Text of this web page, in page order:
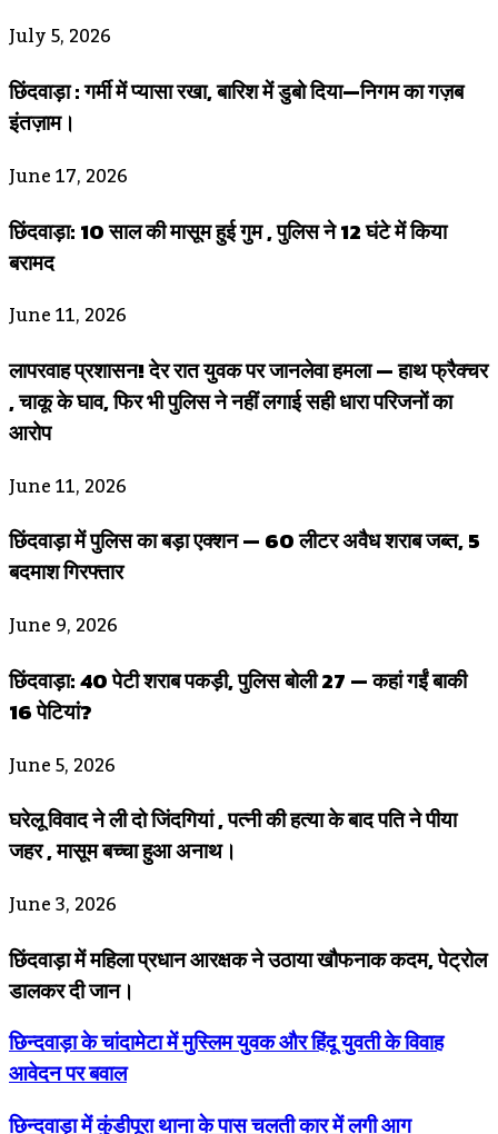
July 5, 2026
छिंदवाड़ा : गर्मी में प्यासा रखा, बारिश में डुबो दिया—निगम का गज़ब
इंतज़ाम।
June 17, 2026
छिंदवाड़ा: 10 साल की मासूम हुई गुम , पुलिस ने 12 घंटे में किया
बरामद
June 11, 2026
लापरवाह प्रशासन! देर रात युवक पर जानलेवा हमला — हाथ फ्रैक्चर
, चाकू के घाव, फिर भी पुलिस ने नहीं लगाई सही धारा परिजनों का
आरोप
June 11, 2026
छिंदवाड़ा में पुलिस का बड़ा एक्शन — 60 लीटर अवैध शराब जब्त, 5
बदमाश गिरफ्तार
June 9, 2026
छिंदवाड़ा: 40 पेटी शराब पकड़ी, पुलिस बोली 27 — कहां गईं बाकी
16 पेटियां?
June 5, 2026
घरेलू विवाद ने ली दो जिंदगियां , पत्नी की हत्या के बाद पति ने पीया
जहर , मासूम बच्चा हुआ अनाथ।
June 3, 2026
छिंदवाड़ा में महिला प्रधान आरक्षक ने उठाया खौफनाक कदम, पेट्रोल
डालकर दी जान।
छिन्दवाड़ा के चांदामेटा में मुस्लिम युवक और हिंदू युवती के विवाह
आवेदन पर बवाल
छिन्दवाड़ा में कुंडीपूरा थाना के पास चलती कार में लगी आग